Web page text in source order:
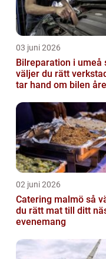
03 juni 2026
Bilreparation i umeå så
väljer du rätt
tar hand om bilen
02 juni 2026
Catering malmö så väljer
du rätt mat till ditt
evenemang